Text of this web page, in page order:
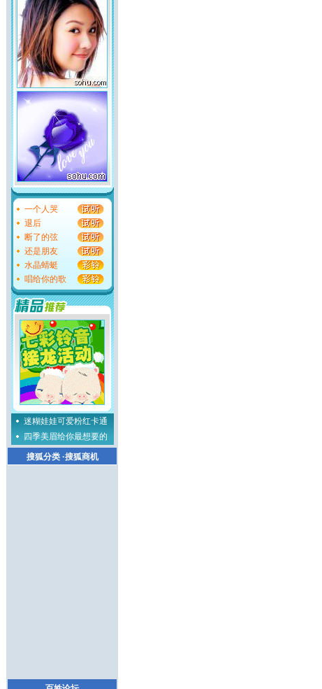
一个人哭
退后
断了的弦
还是朋友
水晶蜻蜓
唱给你的歌
迷糊娃娃可爱粉红卡通
四季美眉给你最想要的
搜狐分类·搜狐商机